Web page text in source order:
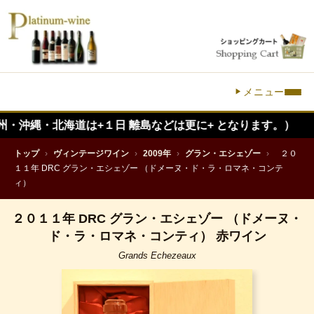
メニュー
道は+１日 離島などは更に+ となります。）
トップ › ヴィンテージワイン › 2009年 › グラン・エシェゾー ›
２０
１１年 DRC グラン・エシェゾー （ドメーヌ・ド・ラ・ロマネ・コンテ
ィ）
２０１１年 DRC グラン・エシェゾー （ドメーヌ・
ド・ラ・ロマネ・コンティ） 赤ワイン
Grands Echezeaux